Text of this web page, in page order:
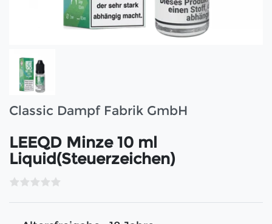
Classic Dampf Fabrik GmbH
LEEQD Minze 10 ml
Liquid(Steuerzeichen)